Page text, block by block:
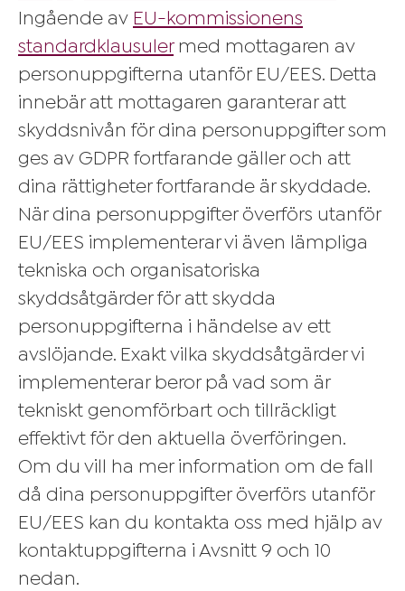
Ingående av EU-kommissionens
standardklausulermed mottagaren av
personuppgifterna utanför EU/EES. Detta
innebär att mottagaren garanterar att
skyddsnivån för dina personuppgifter som
ges av GDPR fortfarande gäller och att
dina rättigheter fortfarande är skyddade.
När dina personuppgifter överförs utanför
EU/EES implementerar vi även lämpliga
tekniska och organisatoriska
skyddsåtgärder för att skydda
personuppgifterna i händelse av ett
avslöjande. Exakt vilka skyddsåtgärder vi
implementerar beror på vad som är
tekniskt genomförbart och tillräckligt
effektivt för den aktuella överföringen.
Om du vill ha mer information om de fall
då dina personuppgifter överförs utanför
EU/EES kan du kontakta oss med hjälp av
kontaktuppgifterna i Avsnitt 9 och 10
nedan.